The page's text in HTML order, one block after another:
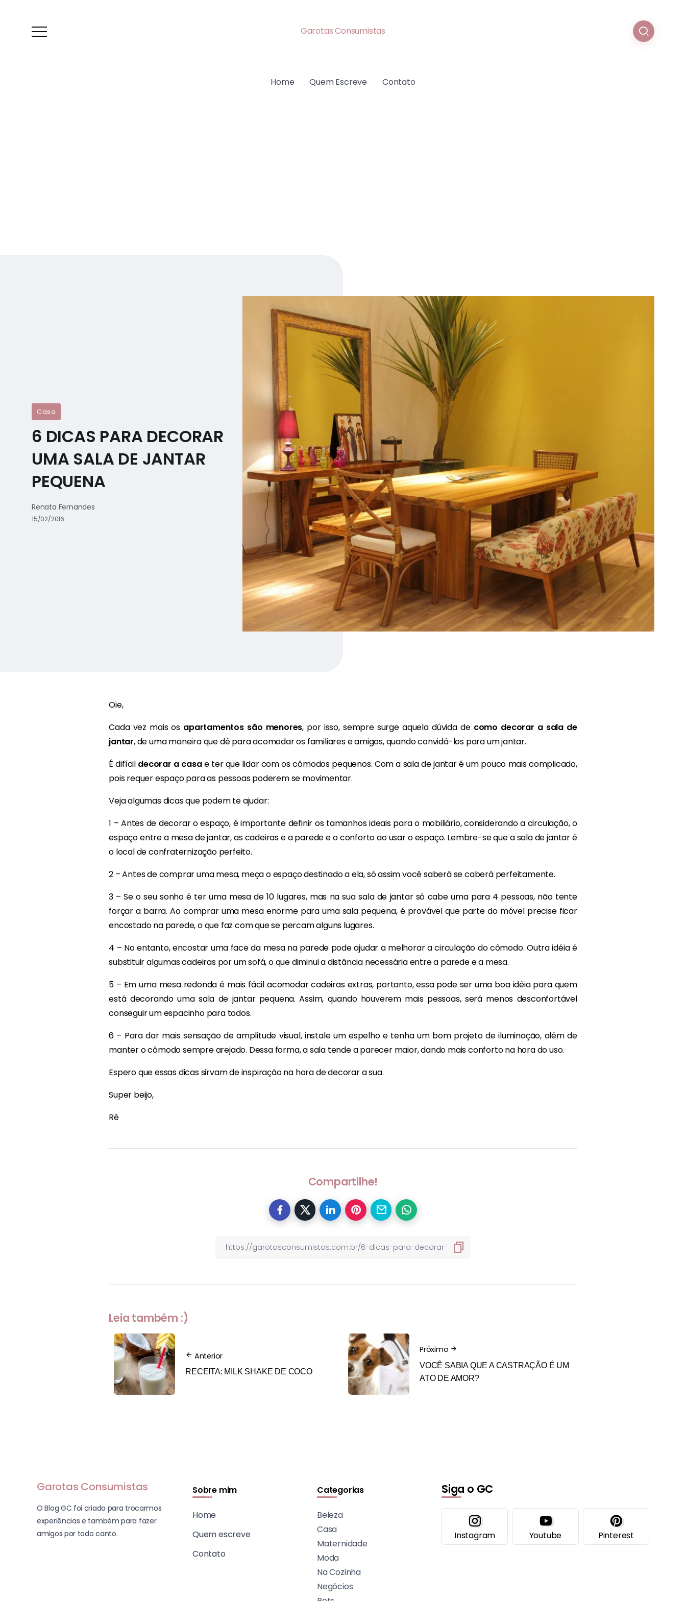
Garotas Consumistas
Home Quem Escreve Contato
Casa
6 DICAS PARA DECORAR
UMA SALA DE JANTAR
PEQUENA
Renata Fernandes
15/02/2016
Oie,
Cada vez mais os apartamentos são menores, por isso, sempre surge aquela dúvida de como decorar a sala de
jantar, de uma maneira que dê para acomodar os familiares e amigos, quando convidá-los para um jantar.
É difícil decorar a casae ter que lidar com os cômodos pequenos. Com a sala de jantar é um pouco mais complicado,
pois requer espaço para as pessoas poderem se movimentar.
Veja algumas dicas que podem te ajudar:
1 – Antes de decorar o espaço, é importante definir os tamanhos ideais para o mobiliário, considerando a circulação, o
espaço entre a mesa de jantar, as cadeiras e a parede e o conforto ao usar o espaço. Lembre-se que a sala de jantar é
o local de confraternização perfeito.
2 – Antes de comprar uma mesa, meça o espaço destinado a ela, só assim você saberá se caberá perfeitamente.
3 – Se o seu sonho é ter uma mesa de 10 lugares, mas na sua sala de jantar só cabe uma para 4 pessoas, não tente
forçar a barra. Ao comprar uma mesa enorme para uma sala pequena, é provável que parte do móvel precise ficar
encostado na parede, o que faz com que se percam alguns lugares.
4 – No entanto, encostar uma face da mesa na parede pode ajudar a melhorar a circulação do cômodo. Outra idéia é
substituir algumas cadeiras por um sofá, o que diminui a distância necessária entre a parede e a mesa.
5 – Em uma mesa redonda é mais fácil acomodar cadeiras extras, portanto, essa pode ser uma boa idéia para quem
está decorando uma sala de jantar pequena. Assim, quando houverem mais pessoas, será menos desconfortável
conseguir um espacinho para todos.
6 – Para dar mais sensação de amplitude visual, instale um espelho e tenha um bom projeto de iluminação, além de
manter o cômodo sempre arejado. Dessa forma, a sala tende a parecer maior, dando mais conforto na hora do uso.
Espero que essas dicas sirvam de inspiração na hora de decorar a sua.
Super beijo,
Rê
Compartilhe!
Leia também :)
Anterior
RECEITA: MILK SHAKE DE COCO
Próximo
VOCÊ SABIA QUE A CASTRAÇÃO É UM
ATO DE AMOR?
Garotas Consumistas
O Blog GC foi criado para trocarmos
experiências e também para fazer
amigos por todo canto.
Sobre mim
Home
Quem escreve
Contato
Categorias
Beleza
Casa
Maternidade
Moda
Na Cozinha
Negócios
Siga o GC
Instagram Youtube Pinterest